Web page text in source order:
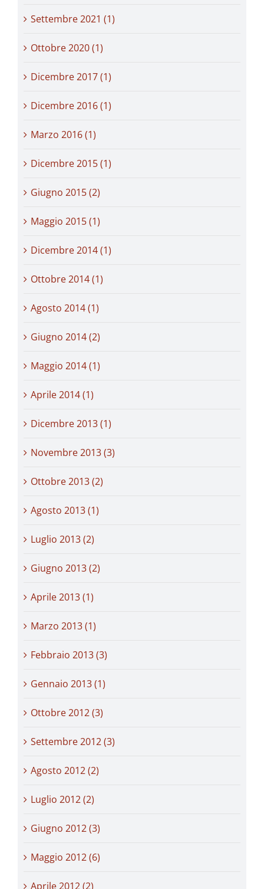
Settembre 2021 (1)
Ottobre 2020 (1)
Dicembre 2017 (1)
Dicembre 2016 (1)
Marzo 2016 (1)
Dicembre 2015 (1)
Giugno 2015 (2)
Maggio 2015 (1)
Dicembre 2014 (1)
Ottobre 2014 (1)
Agosto 2014 (1)
Giugno 2014 (2)
Maggio 2014 (1)
Aprile 2014 (1)
Dicembre 2013 (1)
Novembre 2013 (3)
Ottobre 2013 (2)
Agosto 2013 (1)
Luglio 2013 (2)
Giugno 2013 (2)
Aprile 2013 (1)
Marzo 2013 (1)
Febbraio 2013 (3)
Gennaio 2013 (1)
Ottobre 2012 (3)
Settembre 2012 (3)
Agosto 2012 (2)
Luglio 2012 (2)
Giugno 2012 (3)
Maggio 2012 (6)
Aprile 2012 (2)